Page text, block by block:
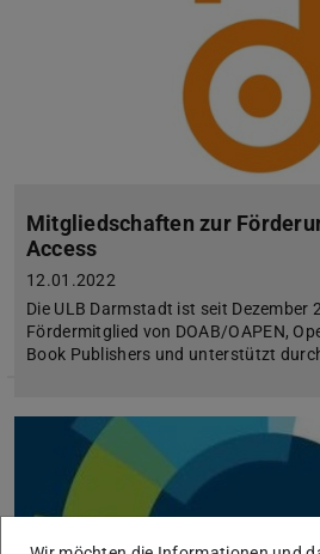
Mitgliedschaften zur
Access
12.01.2022
Die ULB Darmstadt ist seit Dezember
Fördermitglied von DOAB/OAPEN,
Book Publishers und unterstützt